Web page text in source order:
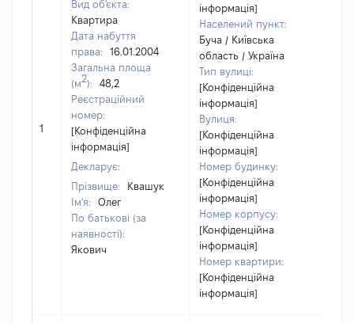
1
Вид об'єкта:
Квартира
Дата набуття
права:
16.01.2004
Загальна площа
(м2):
48,2
Реєстраційний
номер:
[Конфіденційна
інформація]
Декларує:
Прізвище:
Квашук
Ім'я:
Олег
По батькові (за
наявності):
Якович
інформація]
Населений пункт:
Буча / Київська
область / Україна
Тип вулиці:
[Конфіденційна
інформація]
Вулиця:
[Конфіденційна
інформація]
Номер будинку:
[Конфіденційна
інформація]
Номер корпусу:
[Конфіденційна
інформація]
Номер квартири:
[Конфіденційна
інформація]